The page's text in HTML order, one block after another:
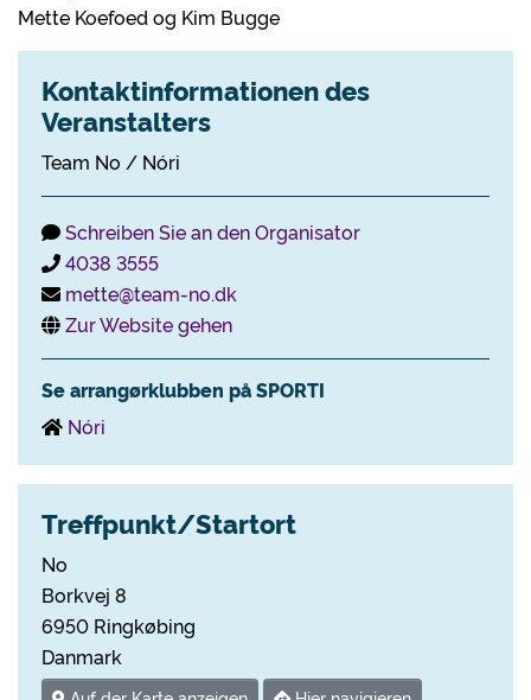
Mette Koefoed og Kim Bugge
Kontaktinformationen des
Veranstalters
Team No / Nóri
Schreiben Sie an den Organisator
4038 3555
mette@team-no.dk
Zur Website gehen
Se arrangørklubben på SPORTI
Nóri
Treffpunkt/Startort
No
Borkvej 8
6950 Ringkøbing
Danmark